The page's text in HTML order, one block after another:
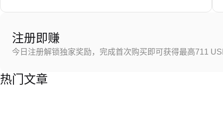
注册即赚
今日注册解锁独家奖励，完成首次购买即可获得最高711
热门文章